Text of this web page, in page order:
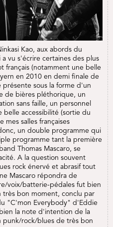
Kao, aux abords du
vu s'écrire certaines des plus
français (notamment une belle
en 2010 en demi finale de
présente sous la forme d'un
de bières pléthorique, un
sans faille, un personnel
accessibilité (sortie du
mes salles françaises
un double programme qui
programme tant la première
Thomas Mascaro, se
A la question souvent
rock énervé et abrasif tout
Mascaro répondra de
voix/batterie-pédales fut bien
bon moment, conclu par
"C'mon Everybody" d'Eddie
la note d'intention de la
punk/rock/blues de très bon